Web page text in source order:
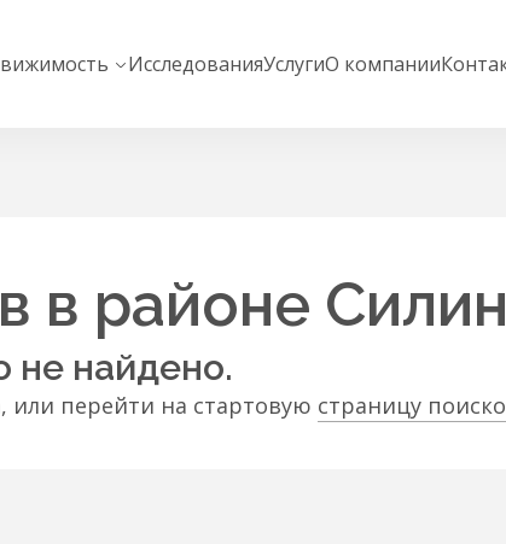
ИсследованияУслугиО компании
в районе
не найдено.
перейти на стартовую страницу